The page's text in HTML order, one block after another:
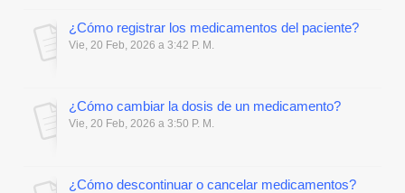
¿Cómo registrar los medicamentos del paciente?
Vie, 20 Feb, 2026 a 3:42 P. M.
¿Cómo cambiar la dosis de un medicamento?
Vie, 20 Feb, 2026 a 3:50 P. M.
¿Cómo descontinuar o cancelar medicamentos?